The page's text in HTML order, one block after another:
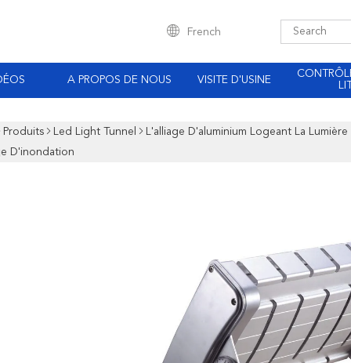
French
A PROPOS DE NOUS VISITE D'USINE
Produits Led Light Tunnel
L'alliage D'aluminium Logeant La
D'inondation